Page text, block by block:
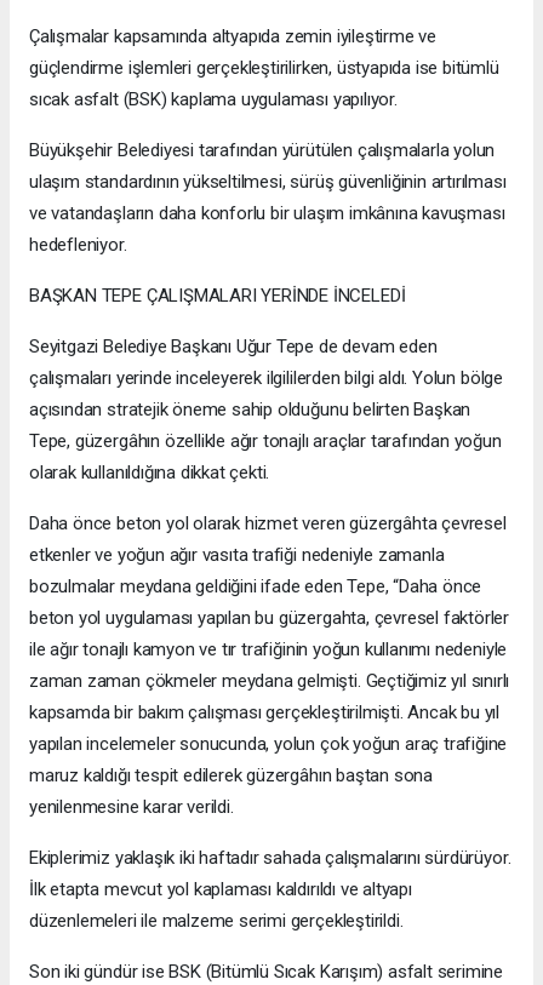
Çalışmalar kapsamında altyapıda zemin iyileştirme ve
güçlendirme işlemleri gerçekleştirilirken, üstyapıda ise bitümlü
sıcak asfalt (BSK) kaplama uygulaması yapılıyor.
Büyükşehir Belediyesi tarafından yürütülen çalışmalarla yolun
ulaşım standardının yükseltilmesi, sürüş güvenliğinin artırılması
ve vatandaşların daha konforlu bir ulaşım imkânına kavuşması
hedefleniyor.
BAŞKAN TEPE ÇALIŞMALARI YERİNDE İNCELEDİ
Seyitgazi Belediye Başkanı Uğur Tepe de devam eden
çalışmaları yerinde inceleyerek ilgililerden bilgi aldı. Yolun bölge
açısından stratejik öneme sahip olduğunu belirten Başkan
Tepe, güzergâhın özellikle ağır tonajlı araçlar tarafından yoğun
olarak kullanıldığına dikkat çekti.
Daha önce beton yol olarak hizmet veren güzergâhta çevresel
etkenler ve yoğun ağır vasıta trafiği nedeniyle zamanla
bozulmalar meydana geldiğini ifade eden Tepe, “Daha önce
beton yol uygulaması yapılan bu güzergahta, çevresel faktörler
ile ağır tonajlı kamyon ve tır trafiğinin yoğun kullanımı nedeniyle
zaman zaman çökmeler meydana gelmişti. Geçtiğimiz yıl sınırlı
kapsamda bir bakım çalışması gerçekleştirilmişti. Ancak bu yıl
yapılan incelemeler sonucunda, yolun çok yoğun araç trafiğine
maruz kaldığı tespit edilerek güzergâhın baştan sona
yenilenmesine karar verildi.
Ekiplerimiz yaklaşık iki haftadır sahada çalışmalarını sürdürüyor.
İlk etapta mevcut yol kaplaması kaldırıldı ve altyapı
düzenlemeleri ile malzeme serimi gerçekleştirildi.
Son iki gündür ise BSK (Bitümlü Sıcak Karışım) asfalt serimine